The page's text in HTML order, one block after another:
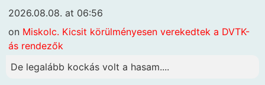
2026.08.08. at 06:56
on Miskolc. Kicsit körülményesen verekedtek a DVTK-
ás rendezők
De legalább kockás volt a hasam....